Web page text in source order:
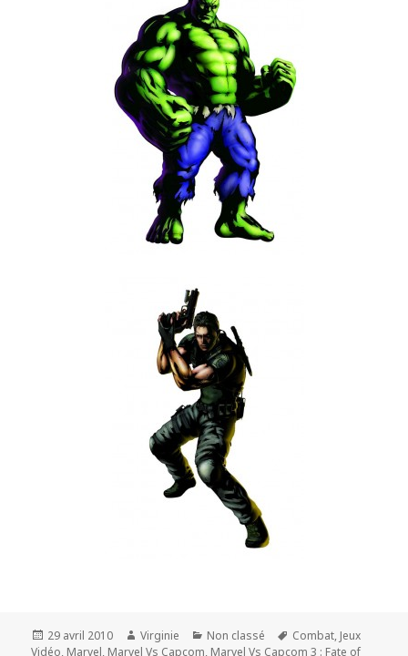
Publié
le
29 avril 2010 Auteur
Virginie Catégories
Non classé
Mots-
clés
Combat, Jeux
Vidéo, Marvel, Marvel Vs Capcom, Marvel Vs Capcom 3 : Fate of